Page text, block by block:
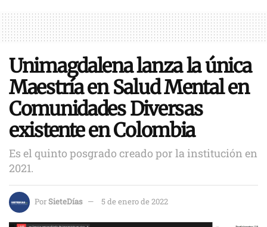
Unimagdalena lanza la única
Maestría en Salud Mental en
Comunidades Diversas
existente en Colombia
Es el quinto posgrado creado por la institución en
2021.
PorSieteDías 5 de enero de 2022